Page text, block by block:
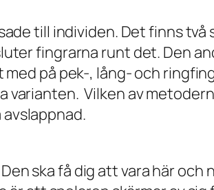
till individen. Det finns två
fingrarna runt det. Den
på pek-, lång- och
Vilken av
ska få dig att vara här och